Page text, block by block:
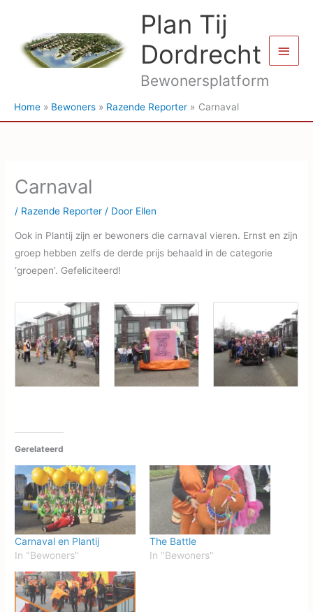
inhoud
Plan Tij
Dordrecht
Bewonersplatform
Home Bewoners Razende Reporter Carnaval
Carnaval
/ Razende Reporter / Door Ellen
Ook in Plantij zijn er bewoners die carnaval vieren. Ernst en zijn
groep hebben zelfs de derde prijs behaald in de categorie
‘groepen’. Gefeliciteerd!
Gerelateerd
Carnaval en Plantij
In "Bewoners"
The Battle
In "Bewoners"